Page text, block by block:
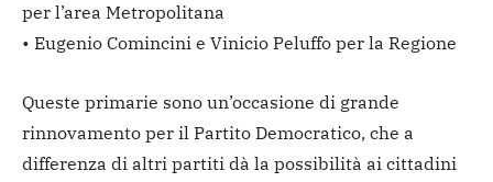
per l’area Metropolitana
• Eugenio Comincini e Vinicio Peluffo per la Regione
Queste primarie sono un’occasione di grande
rinnovamento per il Partito Democratico, che a
differenza di altri partiti dà la possibilità ai cittadini